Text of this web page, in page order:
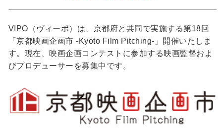
VIPO（ヴィーポ）は、京都府と共同で実施する第18回
「京都映画企画市 -Kyoto Film Pitching-」開催いたしま
す。現在、映画企画コンテストに参加する映画監督およ
びプロデューサーを募集中です。